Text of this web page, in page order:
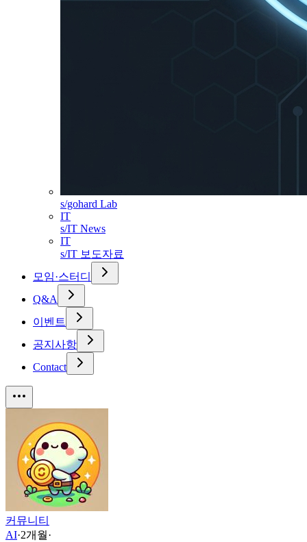
s/gohard Lab
IT
s/IT News
IT
s/IT 보도자료
모임·스터디
Q&A
이벤트
공지사항
Contact
커뮤니티
AI·2개월·